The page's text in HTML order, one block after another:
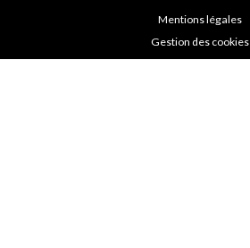
Mentions légales
Gestion des cookies